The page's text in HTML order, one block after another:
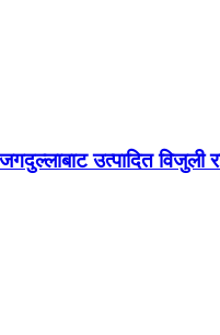
उत्पादित विजुली